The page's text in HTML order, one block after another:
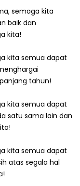
semoga kita
baik dan
kita!
kita semua dapat
tahun!
kita semua dapat
satu sama lain dan
kita semua dapat
atas segala hal